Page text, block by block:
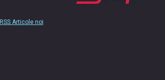
RSS Articole noi